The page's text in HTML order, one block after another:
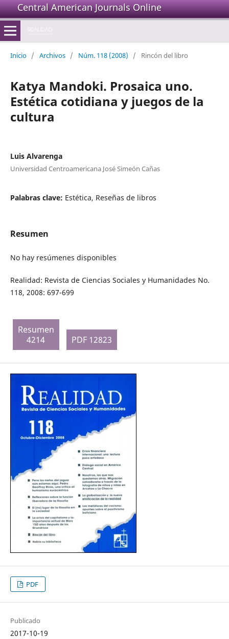
Central American Journals Online
Inicio / Archivos / Núm. 118 (2008) / Rincón del libro
Katya Mandoki. Prosaica uno.
Estética cotidiana y juegos de la
cultura
Luis Alvarenga
Universidad Centroamericana José Simeón Cañas
Palabras clave: Estética, Reseñas de libros
Resumen
No hay resúmenes disponibles
Realidad: Revista de Ciencias Sociales y Humanidades No.
118, 2008: 697-699
Resumen
4214
PDF 12823
PDF
Publicado
2017-10-19